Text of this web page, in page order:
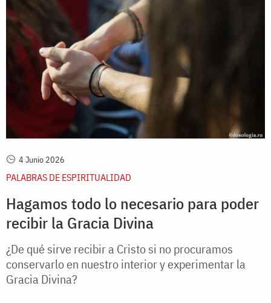
4 Junio 2026
PALABRAS DE ESPIRITUALIDAD
Hagamos todo lo necesario para poder
recibir la Gracia Divina
¿De qué sirve recibir a Cristo si no procuramos
conservarlo en nuestro interior y experimentar la
Gracia Divina?